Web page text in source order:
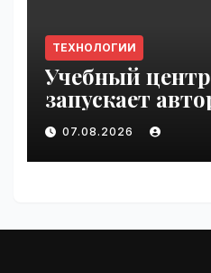
ТЕХНОЛОГИИ
Учебный
запускает
курс по
Migrate#guest
07.08.2026